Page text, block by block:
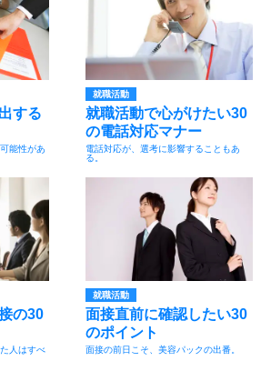
する
能性があ
就職活動
就職活動で心がけたい30
の電話対応マナー
電話対応が、選考に影響することもあ
る。
の30
人はすべ
就職活動
面接直前に確認したい30
のポイント
面接の前日こそ、美容パックの出番。